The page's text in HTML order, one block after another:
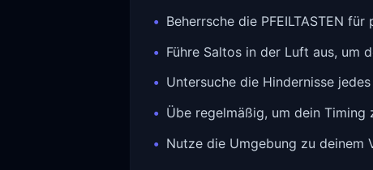
Beherrsche die PFEILTASTEN
Führe Saltos in der Luft aus, um
Untersuche die Hindernisse
Übe regelmäßig, um dein Timing
Nutze die Umgebung zu deinem